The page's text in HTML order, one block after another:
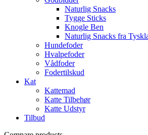
Naturlig Snacks
Tygge Sticks
Knogle Ben
Naturlig Snacks fra
Hundefoder
Hvalpefoder
Vådfoder
Fodertilskud
Kat
Kattemad
Katte Tilbehør
Katte Udstyr
Tilbud